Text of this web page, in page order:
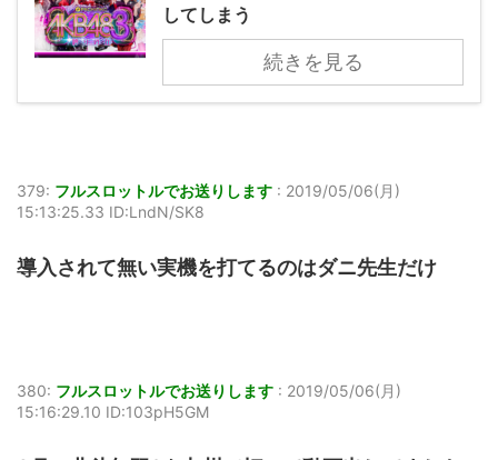
してしまう
続きを見る
379: フルスロットルでお送りします : 2019/05/06(月)
15:13:25.33 ID:LndN/SK8
導入されて無い実機を打てるのはダニ先生だけ
380: フルスロットルでお送りします : 2019/05/06(月)
15:16:29.10 ID:103pH5GM